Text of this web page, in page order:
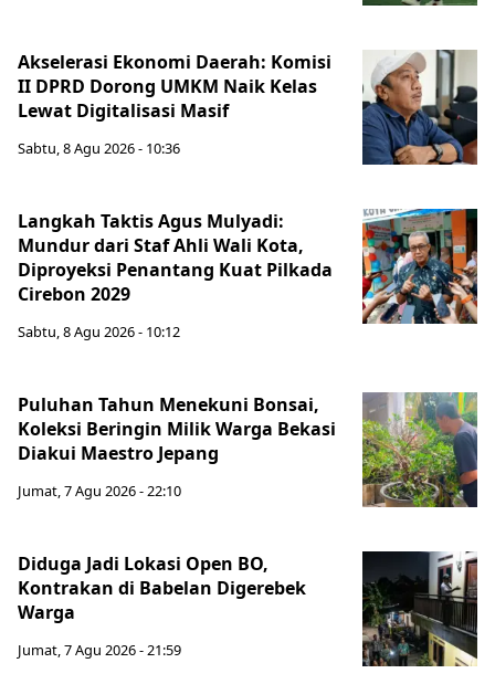
Akselerasi Ekonomi Daerah: Komisi
II DPRD Dorong UMKM Naik Kelas
Lewat Digitalisasi Masif
Sabtu, 8 Agu 2026 - 10:36
Langkah Taktis Agus Mulyadi:
Mundur dari Staf Ahli Wali Kota,
Diproyeksi Penantang Kuat Pilkada
Cirebon 2029
Sabtu, 8 Agu 2026 - 10:12
Puluhan Tahun Menekuni Bonsai,
Koleksi Beringin Milik Warga Bekasi
Diakui Maestro Jepang
Jumat, 7 Agu 2026 - 22:10
Diduga Jadi Lokasi Open BO,
Kontrakan di Babelan Digerebek
Warga
Jumat, 7 Agu 2026 - 21:59